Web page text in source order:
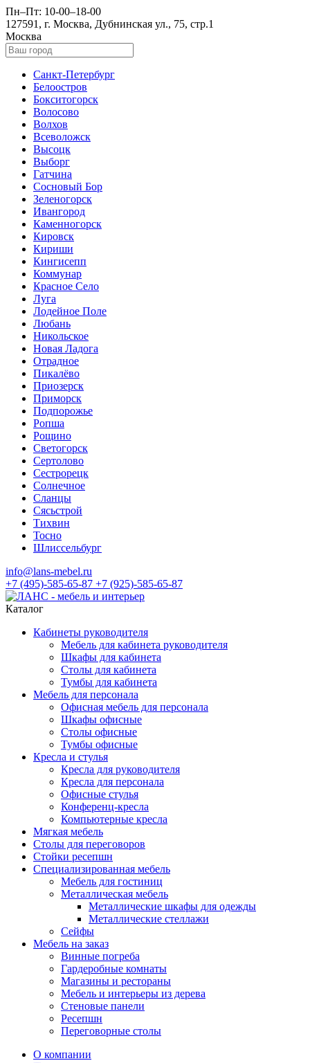
Пн–Пт: 10-00–18-00
127591, г. Москва, Дубнинская ул., 75, стр.1
Москва
Санкт-Петербург
Белоостров
Бокситогорск
Волосово
Волхов
Всеволожск
Высоцк
Выборг
Гатчина
Сосновый Бор
Зеленогорск
Ивангород
Каменногорск
Кировск
Кириши
Кингисепп
Коммунар
Красное Село
Луга
Лодейное Поле
Любань
Никольское
Новая Ладога
Отрадное
Пикалёво
Приозерск
Приморск
Подпорожье
Ропша
Рощино
Светогорск
Сертолово
Сестрорецк
Солнечное
Сланцы
Сясьстрой
Тихвин
Тосно
Шлиссельбург
info@lans-mebel.ru
+7 (495)-585-65-87 +7 (925)-585-65-87
Каталог
Кабинеты руководителя
Мебель для кабинета руководителя
Шкафы для кабинета
Столы для кабинета
Тумбы для кабинета
Мебель для персонала
Офисная мебель для персонала
Шкафы офисные
Столы офисные
Тумбы офисные
Кресла и стулья
Кресла для руководителя
Кресла для персонала
Офисные стулья
Конференц-кресла
Компьютерные кресла
Мягкая мебель
Столы для переговоров
Стойки ресепшн
Специализированная мебель
Мебель для гостиниц
Металлическая мебель
Металлические шкафы для одежды
Металлические стеллажи
Сейфы
Мебель на заказ
Винные погреба
Гардеробные комнаты
Магазины и рестораны
Мебель и интерьеры из дерева
Стеновые панели
Ресепшн
Переговорные столы
О компании